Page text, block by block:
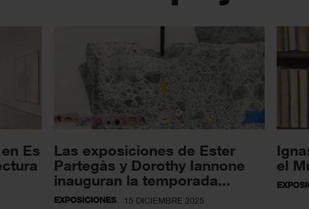
Es
Las exposiciones de Ester
Partegàs y Dorothy Iannone
inauguran la temporada...
EXPOSICIONES 15 DICIEMBRE 2025
el